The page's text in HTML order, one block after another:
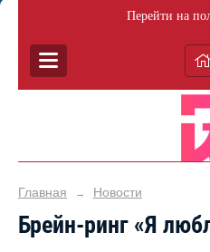
Перейти на
Главная → Новости
Брейн-ринг «Я